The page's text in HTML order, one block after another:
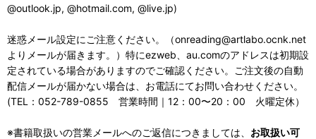
@outlook.jp, @hotmail.com, @live.jp)
迷惑メール設定にご注意ください。（onreading@artlabo.ocnk.net
よりメールが届きます。）特にezweb、au.comのアドレスは初期設
定されている場合がありますのでご確認ください。ご注文後の自動
配信メールが届かない場合は、お電話にてお問い合わせください。
(TEL：052-789-0855 営業時間｜12：00〜20：00 火曜定休）
※書籍取扱いの営業メールへのご返信につきましては、 お取扱い可